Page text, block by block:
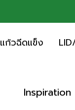
แก้วฉีดแข็ง
Inspiration